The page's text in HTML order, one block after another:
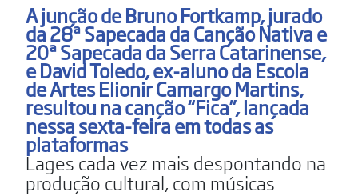
A junção de Bruno Fortkamp, jurado
da 28ª Sapecada da Canção Nativa e
20ª Sapecada da Serra Catarinense,
e David Toledo, ex-aluno da Escola
de Artes Elionir Camargo Martins,
resultou na canção “Fica”, lançada
nessa sexta-feira em todas as
plataformas
Lages cada vez mais despontando na
produção cultural, com músicas